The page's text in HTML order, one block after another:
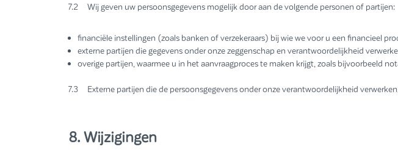
7.2 Wij geven uw persoonsgegevens mogelijk door aan de volgende personen of partijen:
financiële instellingen (zoals banken of verzekeraars) bij wie we voor u een financieel
externe partijen die gegevens onder onze zeggenschap en verantwoordelijkheid
overige partijen, waarmee u in het aanvraagproces te maken krijgt, zoals bijvoorbeeld
7.3 Externe partijen die de persoonsgegevens onder onze verantwoordelijkheid
8. Wijzigingen